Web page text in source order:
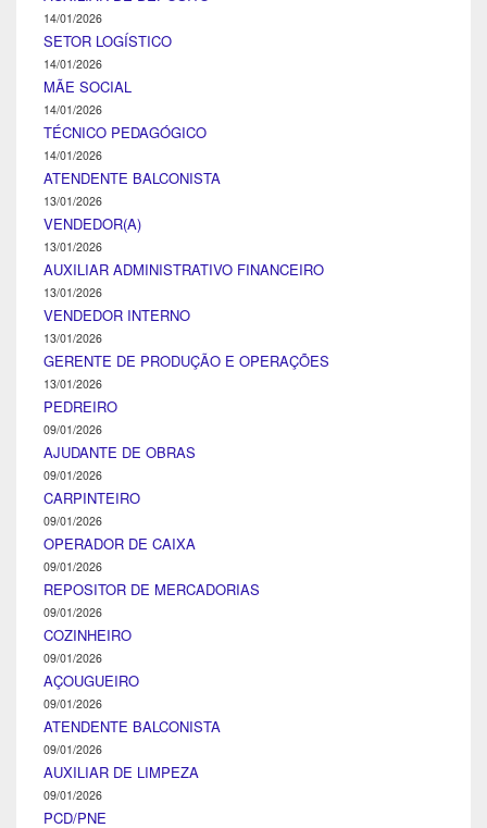
14/01/2026
SETOR LOGÍSTICO
14/01/2026
MÃE SOCIAL
14/01/2026
TÉCNICO PEDAGÓGICO
14/01/2026
ATENDENTE BALCONISTA
13/01/2026
VENDEDOR(A)
13/01/2026
AUXILIAR ADMINISTRATIVO FINANCEIRO
13/01/2026
VENDEDOR INTERNO
13/01/2026
GERENTE DE PRODUÇÃO E OPERAÇÕES
13/01/2026
PEDREIRO
09/01/2026
AJUDANTE DE OBRAS
09/01/2026
CARPINTEIRO
09/01/2026
OPERADOR DE CAIXA
09/01/2026
REPOSITOR DE MERCADORIAS
09/01/2026
COZINHEIRO
09/01/2026
AÇOUGUEIRO
09/01/2026
ATENDENTE BALCONISTA
09/01/2026
AUXILIAR DE LIMPEZA
09/01/2026
PCD/PNE